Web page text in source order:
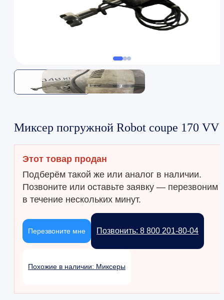
Миксер погружной Robot coupe 170 VV
Этот товар продан
Подберём такой же или аналог в наличии.
Позвоните или оставьте заявку — перезвоним
в течение нескольких минут.
Позвонить: 8 800 201-80-04
Перезвоните мне
Похожие в наличии: Миксеры